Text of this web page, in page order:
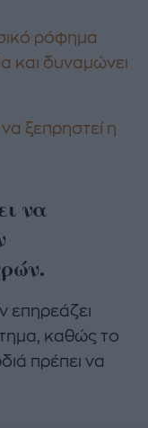
ρόφημα
και δυναμώνει
ξεπρηστεί η
να
επηρεάζει
καθώς το
πρέπει να